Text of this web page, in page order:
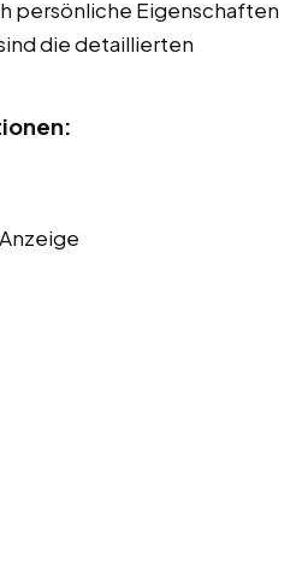
persönliche Eigenschaften
die detaillierten
Anzeige